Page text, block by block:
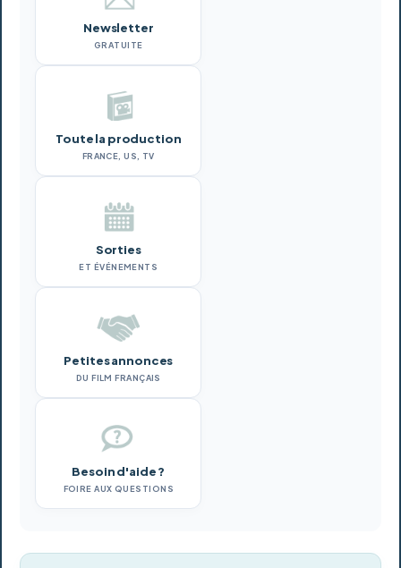
Newsletter
GRATUITE
Toute la production
FRANCE, US, TV
Sorties
ET ÉVÉNEMENTS
Petites annonces
DU FILM FRANÇAIS
Besoin d'aide ?
FOIRE AUX QUESTIONS